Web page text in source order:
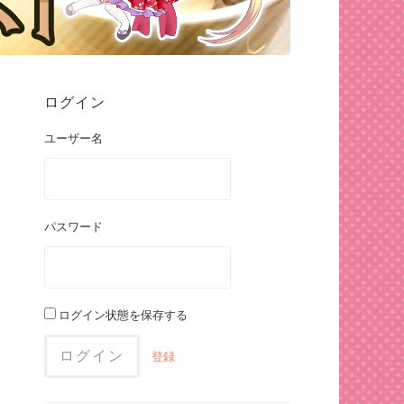
ログイン
ユーザー名
パスワード
ログイン状態を保存する
登録